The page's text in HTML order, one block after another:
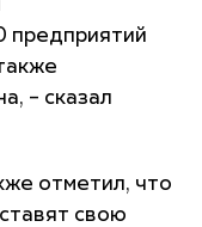
предприятий
– сказал
отметил, что
свою